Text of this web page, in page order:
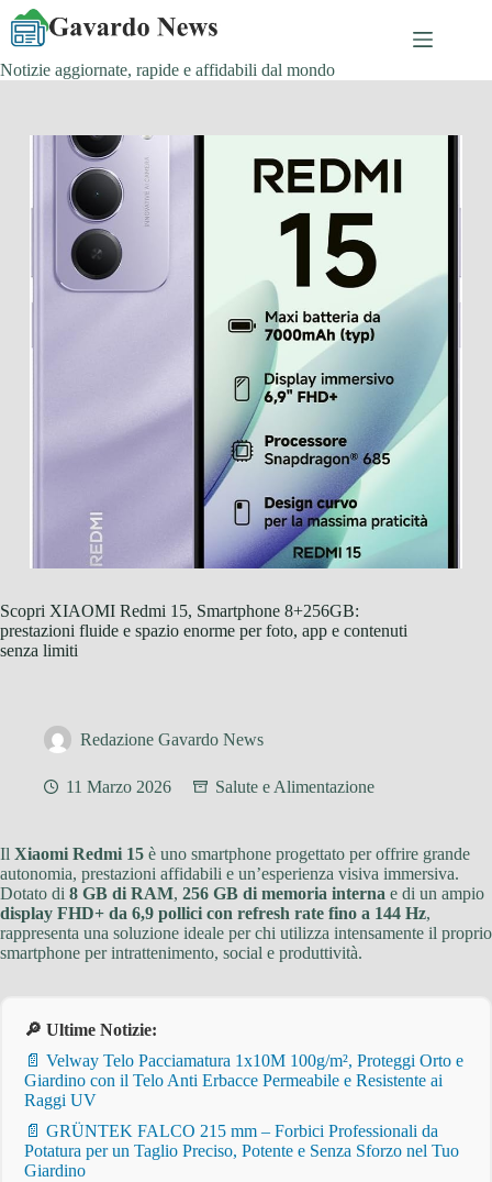
Salta
contenuto
Notizie aggiornate, rapide e affidabili dal mondo
Scopri XIAOMI Redmi 15, Smartphone 8+256GB:
prestazioni fluide e spazio enorme per foto, app e contenuti
senza limiti
Redazione Gavardo News
11 Marzo 2026 Salute e Alimentazione
Il Xiaomi Redmi 15 è uno smartphone progettato per offrire grande
autonomia, prestazioni affidabili e un’esperienza visiva immersiva.
Dotato di 8 GB di RAM, 256 GB di memoria interna e di un ampio
display FHD+ da 6,9 pollici con refresh rate fino a 144 Hz,
rappresenta una soluzione ideale per chi utilizza intensamente il proprio
smartphone per intrattenimento, social e produttività.
🔎 Ultime Notizie:
📄 Velway Telo Pacciamatura 1x10M 100g/m², Proteggi Orto e
Giardino con il Telo Anti Erbacce Permeabile e Resistente ai
Raggi UV
📄 GRÜNTEK FALCO 215 mm – Forbici Professionali da
Potatura per un Taglio Preciso, Potente e Senza Sforzo nel Tuo
Giardino